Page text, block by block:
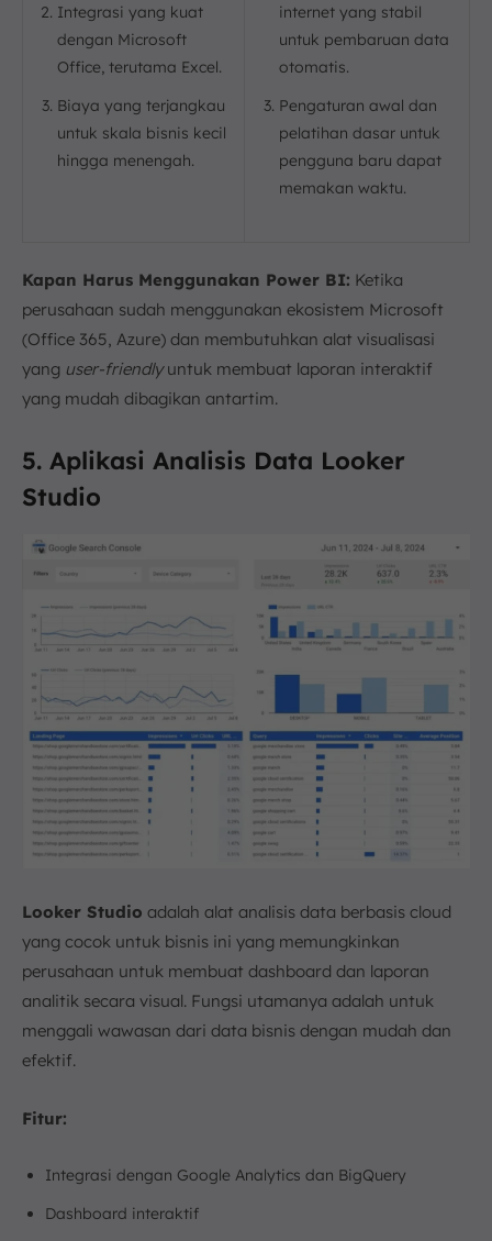
Integrasi yang kuat
dengan Microsoft
Office, terutama Excel.
Biaya yang terjangkau
untuk skala bisnis kecil
hingga menengah.
internet yang stabil
untuk pembaruan data
otomatis.
Pengaturan awal dan
pelatihan dasar untuk
pengguna baru dapat
memakan waktu.
Kapan Harus Menggunakan Power BI: Ketika
perusahaan sudah menggunakan ekosistem Microsoft
(Office 365, Azure) dan membutuhkan alat visualisasi
yang user-friendlyuntuk membuat laporan interaktif
yang mudah dibagikan antartim.
5. Aplikasi Analisis Data Looker
Studio
Looker Studio adalah alat analisis data berbasis cloud
yang cocok untuk bisnis ini yang memungkinkan
perusahaan untuk membuat dashboard dan laporan
analitik secara visual. Fungsi utamanya adalah untuk
menggali wawasan dari data bisnis dengan mudah dan
efektif.
Fitur:
Integrasi dengan Google Analytics dan BigQuery
Dashboard interaktif